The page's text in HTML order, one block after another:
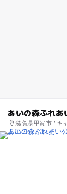
あいの森ふれ
滋賀県甲賀市 / キ
総合公園